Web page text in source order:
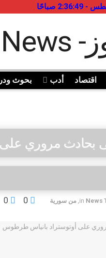
اقتصاد أدب بحوث
بحادث مروري
in News
, من سورية 0
0